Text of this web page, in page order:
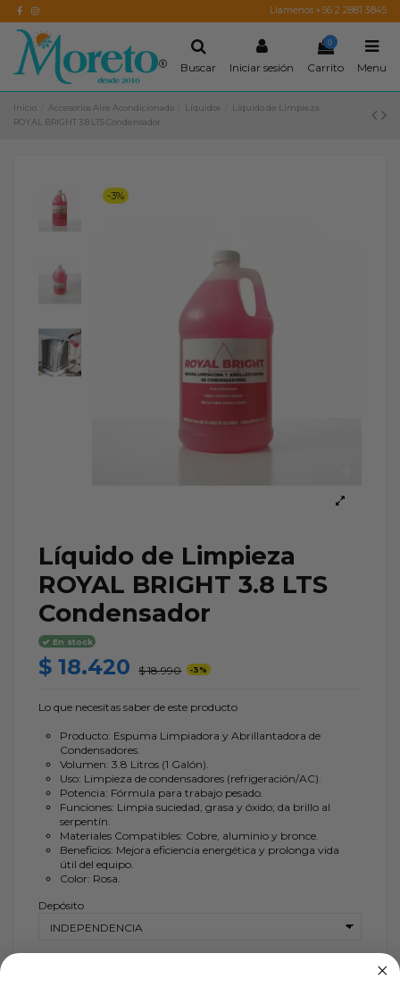
Llamenos +56 2 2881 3845
Buscar Iniciar sesión
0
Carrito Menu
Inicio Accesorios Aire Acondicionado Líquidos
Líquido de Limpieza
ROYAL BRIGHT 3.8 LTS Condensador
-3%
Líquido de Limpieza
ROYAL BRIGHT 3.8 LTS
Condensador
En stock
$ 18.420 $ 18.990 -3%
Lo que necesitas saber de este producto
Producto: Espuma Limpiadora y Abrillantadora de
Condensadores.
Volumen: 3.8 Litros (1 Galón).
Uso: Limpieza de condensadores (refrigeración/AC).
Potencia: Fórmula para trabajo pesado.
Funciones: Limpia suciedad, grasa y óxido; da brillo al
serpentín.
Materiales Compatibles: Cobre, aluminio y bronce.
Beneficios: Mejora eficiencia energética y prolonga vida
útil del equipo.
Color: Rosa.
Depósito